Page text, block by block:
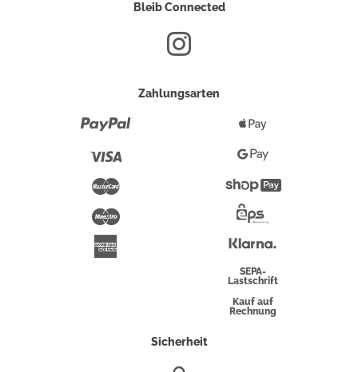
Bleib Connected
Zahlungsarten
Maestro
Pay
Google
Pay
Überweisung
SEPA-
Lastschrift
Kauf auf
Rechnung
Sicherheit